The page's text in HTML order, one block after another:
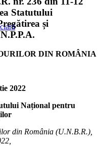
Statutului
și
DIN ROMÂNIA
2022
Național pentru
din România (U.N.B.R.),